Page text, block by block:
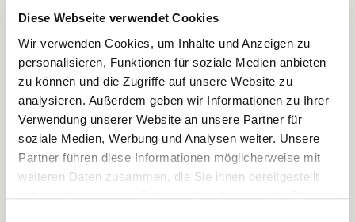
Diese Webseite verwendet Cookies
Wir verwenden Cookies, um Inhalte und Anzeigen zu
personalisieren, Funktionen für soziale Medien anbieten
zu können und die Zugriffe auf unsere Website zu
analysieren. Außerdem geben wir Informationen zu Ihrer
Verwendung unserer Website an unsere Partner für
soziale Medien, Werbung und Analysen weiter. Unsere
Partner führen diese Informationen möglicherweise mit
weiteren Daten zusammen, die Sie ihnen bereitgestellt
Erneuerbare Energie: Hebel für die
Dekarbonisierung
In diesem Deep Dive erfahren Sie mehr über die Rolle
erneuerbarer Energien für den globalen Klimaschutz und
welche Vorteile die Umstellung auf Ökostrom für Ihr
Unternehmen bietet.
Beginn: 11:00 Uhr CEST